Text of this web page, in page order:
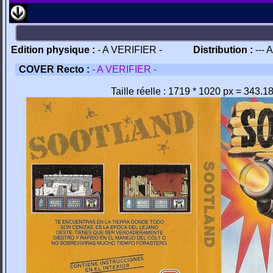
Edition physique : - A VERIFIER - Distribution : ---
COVER Recto : - A VERIFIER -
Taille réelle : 1719 * 1020 px =